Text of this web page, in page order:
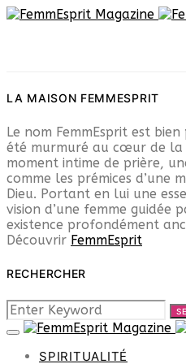
LA MAISON FEMMESPRIT
Le nom FemmEsprit est
été murmuré au cœur de la
moment intime de prière,
comme les prémices d’une
Dieu. Portant en lui une
vision d’une femme guidée
existence profondément
Découvrir FemmEsprit
RECHERCHER
SEARCH
FOR:
SPIRITUALITÉ